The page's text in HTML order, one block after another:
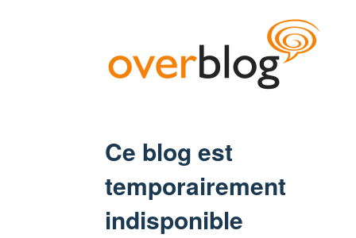
Ce blog est
temporairement
indisponible